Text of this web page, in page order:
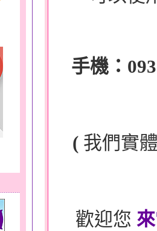
手機：
( 我們實
歡迎您